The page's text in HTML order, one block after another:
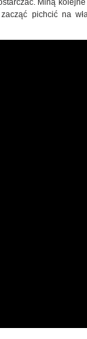
Miną
pichcić na